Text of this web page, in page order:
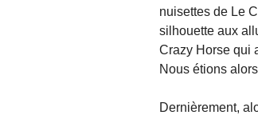
nuisettes de Le
silhouette aux
Crazy Horse qui
Nous étions
Dernièrement,